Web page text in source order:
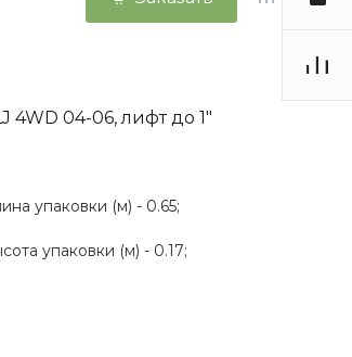
4WD 04-06, лифт до 1"
упаковки (м) - 0.65;
упаковки (м) - 0.17;